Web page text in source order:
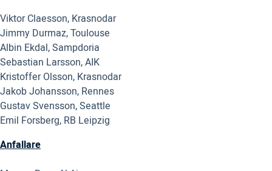
Viktor Claesson, Krasnodar
Jimmy Durmaz, Toulouse
Albin Ekdal, Sampdoria
Sebastian Larsson, AIK
Kristoffer Olsson, Krasnodar
Jakob Johansson, Rennes
Gustav Svensson, Seattle
Emil Forsberg, RB Leipzig
Anfallare